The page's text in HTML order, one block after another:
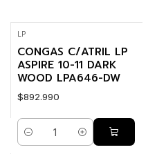
LP
CONGAS C/ATRIL LP
ASPIRE 10-11 DARK
WOOD LPA646-DW
$892.990
Cantidad